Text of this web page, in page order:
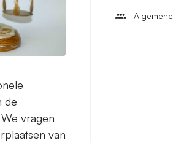
de
vragen
van